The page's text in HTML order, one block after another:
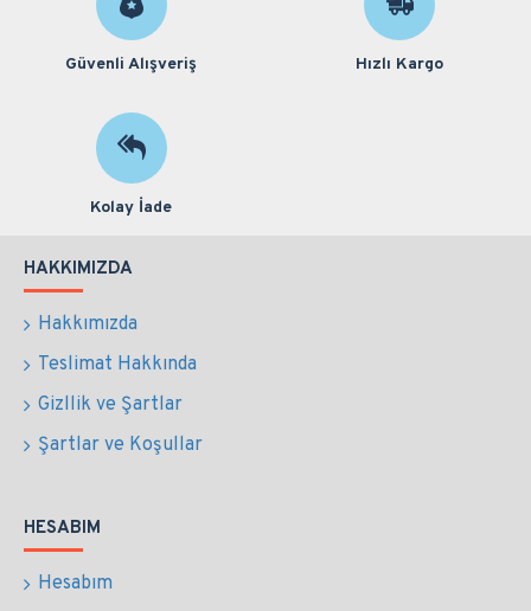
Güvenli Alışveriş Hızlı Kargo
Kolay İade
HAKKIMIZDA
Hakkımızda
Teslimat Hakkında
Gizllik ve Şartlar
Şartlar ve Koşullar
HESABIM
Hesabım